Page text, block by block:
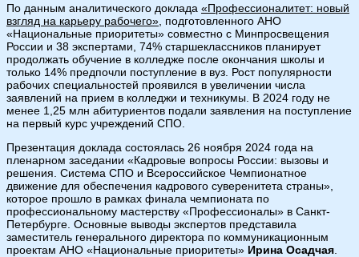
По данным аналитического доклада «Профессионалитет: новый
взгляд на карьеру рабочего» , подготовленного АНО
«Национальные приоритеты» совместно с Минпросвещения
России и 38 экспертами, 74% старшеклассников планирует
продолжать обучение в колледже после окончания школы и
только 14% предпочли поступление в вуз. Рост популярности
рабочих специальностей проявился в увеличении числа
заявлений на прием в колледжи и техникумы. В 2024 году не
менее 1,25 млн абитуриентов подали заявления на поступление
на первый курс учреждений СПО.
Презентация доклада состоялась 26 ноября 2024 года на
пленарном заседании «Кадровые вопросы России: вызовы и
решения. Система СПО и Всероссийское Чемпионатное
движение для обеспечения кадрового суверенитета страны»,
которое прошло в рамках финала чемпионата по
профессиональному мастерству «Профессионалы» в Санкт-
Петербурге. Основные выводы экспертов представила
заместитель генерального директора по коммуникационным
проектам АНО «Национальные приоритеты» Ирина Осадчая